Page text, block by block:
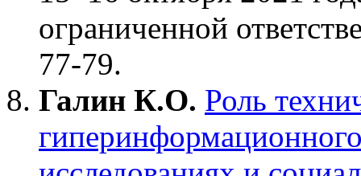
ограниченной
77-79.
Галин К.О. Роль